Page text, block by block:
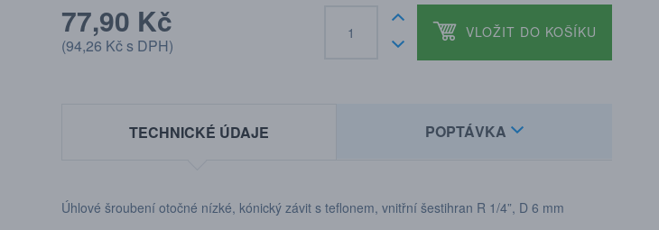
77,90 Kč
(94,26 Kčs DPH)
VLOŽIT DO KOŠÍKU
TECHNICKÉ ÚDAJE POPTÁVKA
Úhlové šroubení otočné nízké, kónický závit s teflonem, vnitřní šestihran R 1/4”, D 6 mm